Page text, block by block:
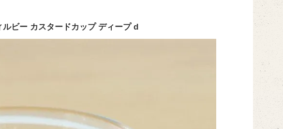
ビー カスタードカップ ディープ d